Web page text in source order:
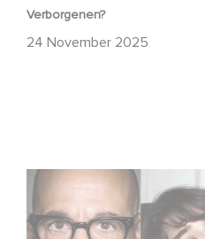
Verborgenen?
24 November 2025
Masterplan – Drehstart in